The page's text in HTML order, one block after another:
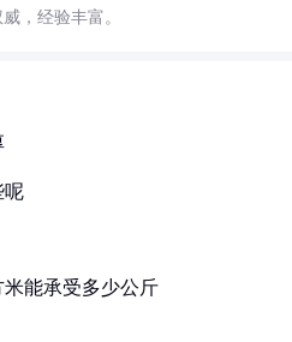
，经验丰富。
呢
能承受多少公斤